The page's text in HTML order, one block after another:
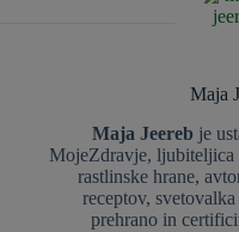
Maja
Maja Jeereb je
MojeZdravje, ljubiteljica
rastlinske hrane,
receptov,
prehrano in